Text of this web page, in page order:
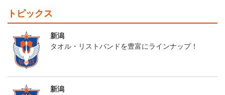
トピックス
新潟
タオル・リストバンドを豊富にラインナップ！
新潟